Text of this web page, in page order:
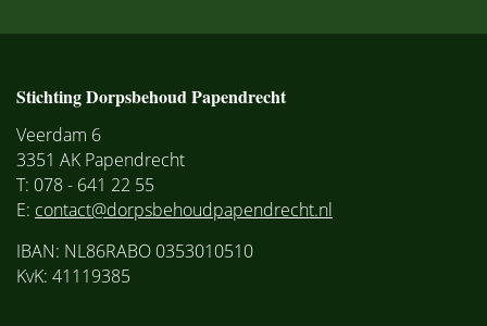
Stichting Dorpsbehoud Papendrecht
Veerdam 6
3351 AK Papendrecht
T: 078 - 641 22 55
E: contact@dorpsbehoudpapendrecht.nl
IBAN: NL86RABO 0353010510
KvK: 41119385